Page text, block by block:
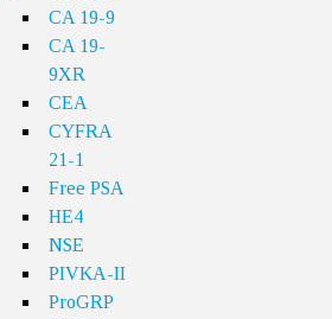
CA 19-9
CA 19-
9XR
CEA
CYFRA
21-1
Free PSA
HE4
NSE
PIVKA-II
ProGRP